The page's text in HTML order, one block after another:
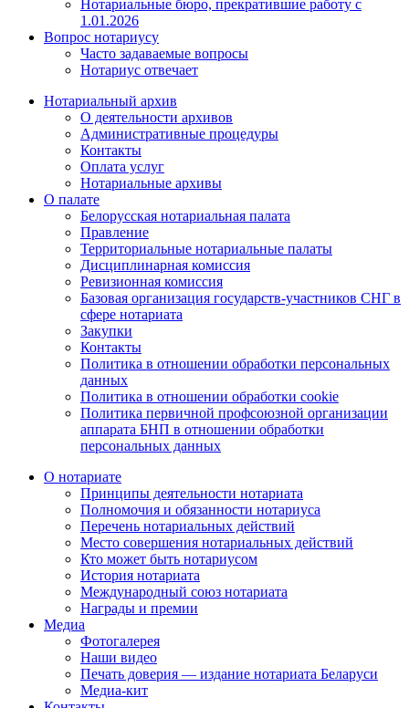
Нотариальные бюро, прекратившие работу с
1.01.2026
Вопрос нотариусу
Часто задаваемые вопросы
Нотариус отвечает
Нотариальный архив
О деятельности архивов
Административные процедуры
Контакты
Оплата услуг
Нотариальные архивы
О палате
Белорусская нотариальная палата
Правление
Территориальные нотариальные палаты
Дисциплинарная комиссия
Ревизионная комиссия
Базовая организация государств-участников СНГ в
сфере нотариата
Закупки
Контакты
Политика в отношении обработки персональных
данных
Политика в отношении обработки cookie
Политика первичной профсоюзной организации
аппарата БНП в отношении обработки
персональных данных
О нотариате
Принципы деятельности нотариата
Полномочия и обязанности нотариуса
Перечень нотариальных действий
Место совершения нотариальных действий
Кто может быть нотариусом
История нотариата
Международный союз нотариата
Награды и премии
Медиа
Фотогалерея
Наши видео
Печать доверия — издание нотариата Беларуси
Медиа-кит